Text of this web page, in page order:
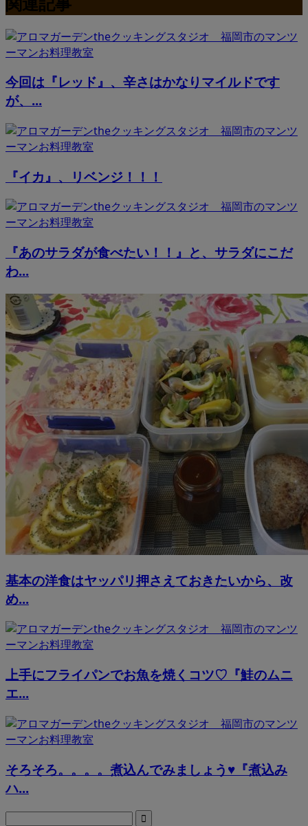
今回は『レッド』、辛さはかなりマイルドです
が、...
『イカ』、リベンジ！！！
『あのサラダが食べたい！！』と、サラダにこだ
わ...
基本の洋食はヤッパリ押さえておきたいから、改
め...
上手にフライパンでお魚を焼くコツ♡『鮭のムニ
エ...
そろそろ。。。。煮込んでみましょう♥『煮込み
ハ...